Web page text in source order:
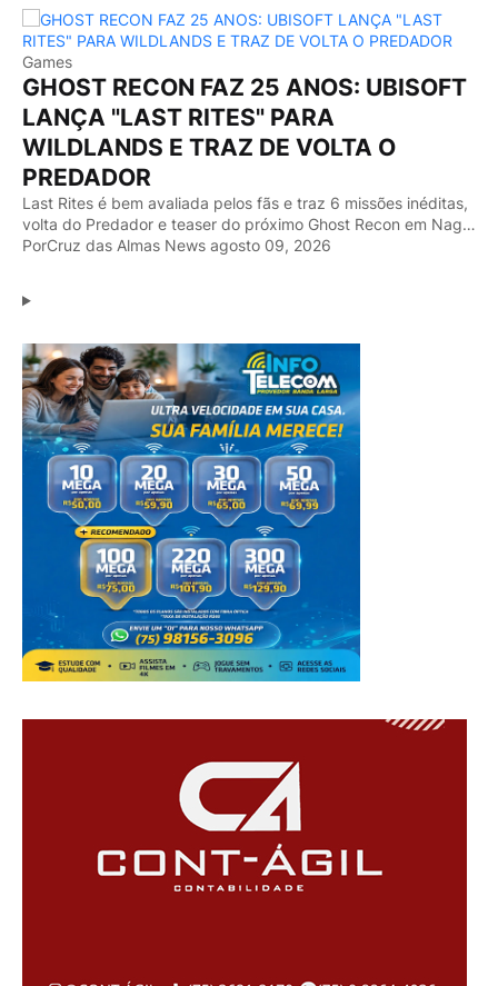
Games
GHOST RECON FAZ 25 ANOS: UBISOFT
LANÇA "LAST RITES" PARA
WILDLANDS E TRAZ DE VOLTA O
PREDADOR
Last Rites é bem avaliada pelos fãs e traz 6 missões inéditas,
volta do Predador e teaser do próximo Ghost Recon em Nag…
PorCruz das Almas News agosto 09, 2026